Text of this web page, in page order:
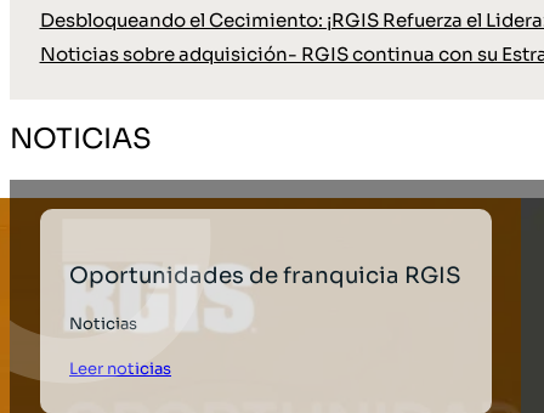
Desbloqueando el Cecimiento: ¡RGIS Refuerza el
Noticias sobre adquisición- RGIS continua con su
NOTICIAS
Oportunidades de franquicia RGIS
Noticias
Leer noticias